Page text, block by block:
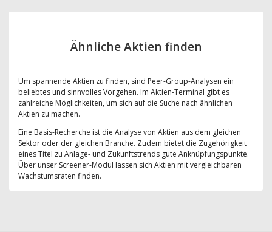
Ähnliche Aktien finden
Um spannende Aktien zu finden, sind Peer-Group-Analysen ein
beliebtes und sinnvolles Vorgehen. Im Aktien-Terminal gibt es
zahlreiche Möglichkeiten, um sich auf die Suche nach ähnlichen
Aktien zu machen.
Eine Basis-Recherche ist die Analyse von Aktien aus dem gleichen
Sektor oder der gleichen Branche. Zudem bietet die Zugehörigkeit
eines Titel zu Anlage- und Zukunftstrends gute Anknüpfungspunkte.
Über unser Screener-Modul lassen sich Aktien mit vergleichbaren
Wachstumsraten finden.